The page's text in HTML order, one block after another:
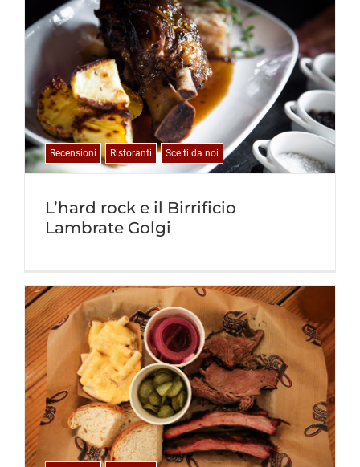
L’hard rock e il Birrificio
Lambrate Golgi
Recensioni Ristoranti Scelti da noi